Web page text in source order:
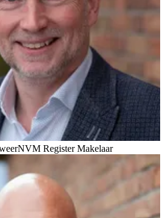
NVM Register Makelaar